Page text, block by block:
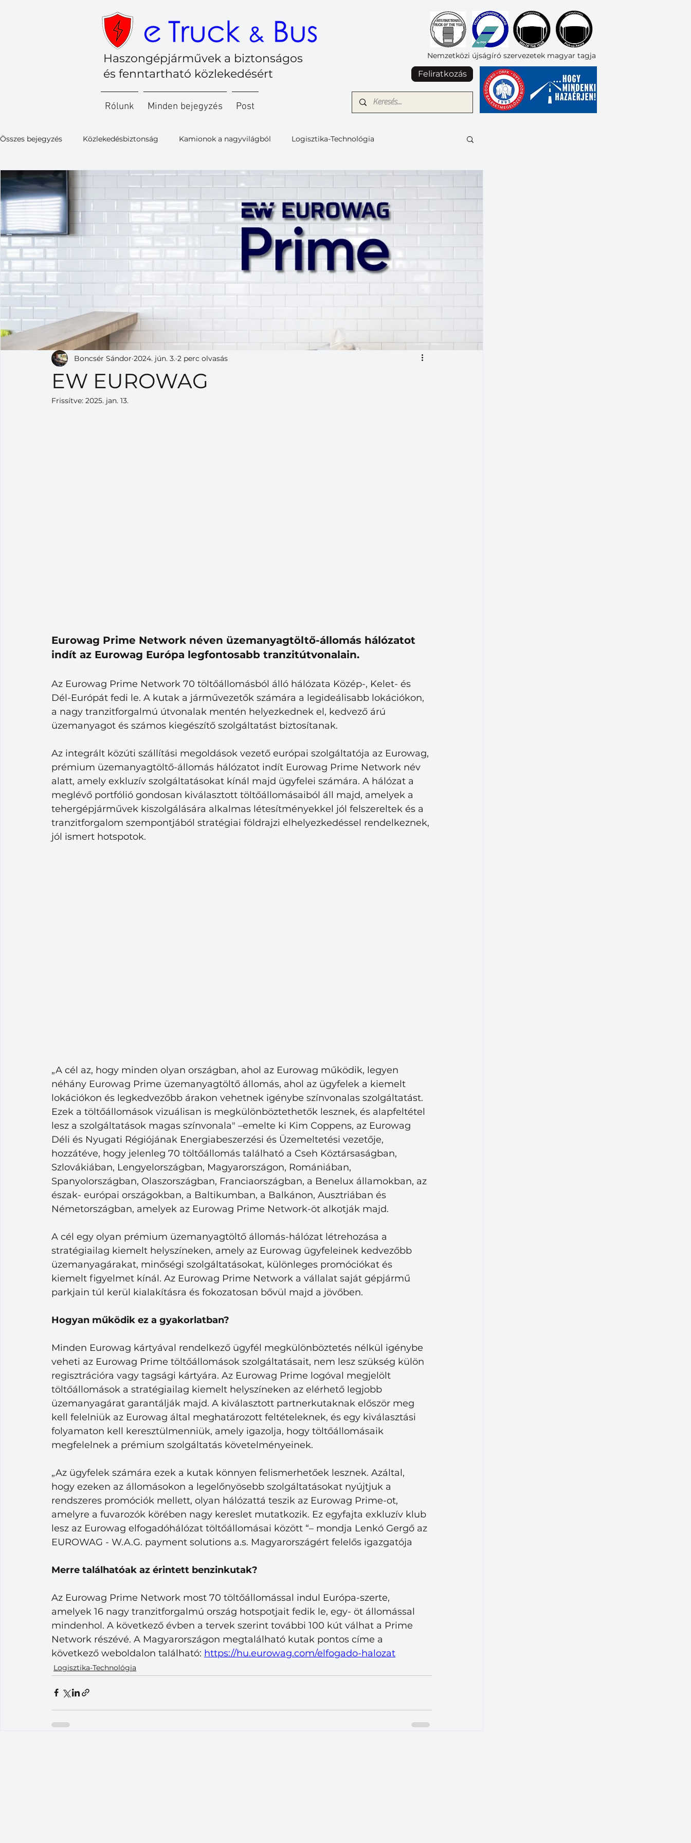
Haszongépjárművek a biztonságos
és fenntartható közlekedésért
Rólunk Minden bejegyzés Post
Nemzetközi újságíró szervezetek magyar tagja
Feliratkozás
Összes bejegyzés Közlekedésbiztonság Kamionok a nagyvilágból Logisztika-Technológia
Kishaszongépjárművek
EW EUROWAG
Boncsér Sándor 2024. jún. 3. 2 perc olvasás
Frissítve: 2025. jan. 13.
Eurowag Prime Network néven üzemanyagtöltő-állomás hálózatot
indít az Eurowag Európa legfontosabb tranzitútvonalain.
Az Eurowag Prime Network 70 töltőállomásból álló hálózata Közép-, Kelet- és
Dél-Európát fedi le. A kutak a járművezetők számára a legideálisabb lokációkon,
a nagy tranzitforgalmú útvonalak mentén helyezkednek el, kedvező árú
üzemanyagot és számos kiegészítő szolgáltatást biztosítanak.
Az integrált közúti szállítási megoldások vezető európai szolgáltatója az Eurowag,
prémium üzemanyagtöltő-állomás hálózatot indít Eurowag Prime Network név
alatt, amely exkluzív szolgáltatásokat kínál majd ügyfelei számára. A hálózat a
meglévő portfólió gondosan kiválasztott töltőállomásaiból áll majd, amelyek a
tehergépjárművek kiszolgálására alkalmas létesítményekkel jól felszereltek és a
tranzitforgalom szempontjából stratégiai földrajzi elhelyezkedéssel rendelkeznek,
jól ismert hotspotok.
„A cél az, hogy minden olyan országban, ahol az Eurowag működik, legyen
néhány Eurowag Prime üzemanyagtöltő állomás, ahol az ügyfelek a kiemelt
lokációkon és legkedvezőbb árakon vehetnek igénybe színvonalas szolgáltatást.
Ezek a töltőállomások vizuálisan is megkülönböztethetők lesznek, és alapfeltétel
lesz a szolgáltatások magas színvonala" –emelte ki Kim Coppens, az Eurowag
Déli és Nyugati Régiójának Energiabeszerzési és Üzemeltetési vezetője,
hozzátéve, hogy jelenleg 70 töltőállomás található a Cseh Köztársaságban,
Szlovákiában, Lengyelországban, Magyarországon, Romániában,
Spanyolországban, Olaszországban, Franciaországban, a Benelux államokban, az
észak- európai országokban, a Baltikumban, a Balkánon, Ausztriában és
Németországban, amelyek az Eurowag Prime Network-öt alkotják majd.
A cél egy olyan prémium üzemanyagtöltő állomás-hálózat létrehozása a
stratégiailag kiemelt helyszíneken, amely az Eurowag ügyfeleinek kedvezőbb
üzemanyagárakat, minőségi szolgáltatásokat, különleges promóciókat és
kiemelt figyelmet kínál. Az Eurowag Prime Network a vállalat saját gépjármű
parkjain túl kerül kialakításra és fokozatosan bővül majd a jövőben.
Hogyan működik ez a gyakorlatban?
Minden Eurowag kártyával rendelkező ügyfél megkülönböztetés nélkül igénybe
veheti az Eurowag Prime töltőállomások szolgáltatásait, nem lesz szükség külön
regisztrációra vagy tagsági kártyára. Az Eurowag Prime logóval megjelölt
töltőállomások a stratégiailag kiemelt helyszíneken az elérhető legjobb
üzemanyagárat garantálják majd. A kiválasztott partnerkutaknak először meg
kell felelniük az Eurowag által meghatározott feltételeknek, és egy kiválasztási
folyamaton kell keresztülmenniük, amely igazolja, hogy töltőállomásaik
megfelelnek a prémium szolgáltatás követelményeinek.
„Az ügyfelek számára ezek a kutak könnyen felismerhetőek lesznek. Azáltal,
hogy ezeken az állomásokon a legelőnyösebb szolgáltatásokat nyújtjuk a
rendszeres promóciók mellett, olyan hálózattá teszik az Eurowag Prime-ot,
amelyre a fuvarozók körében nagy kereslet mutatkozik. Ez egyfajta exkluzív klub
lesz az Eurowag elfogadóhálózat töltőállomásai között “– mondja Lenkó Gergő az
EUROWAG - W.A.G. payment solutions a.s. Magyarországért felelős igazgatója
Merre találhatóak az érintett benzinkutak?
Az Eurowag Prime Network most 70 töltőállomással indul Európa-szerte,
amelyek 16 nagy tranzitforgalmú ország hotspotjait fedik le, egy- öt állomással
mindenhol. A következő évben a tervek szerint további 100 kút válhat a Prime
Network részévé. A Magyarországon megtalálható kutak pontos címe a
következő weboldalon található: https://hu.eurowag.com/elfogado-halozat
Logisztika-Technológia